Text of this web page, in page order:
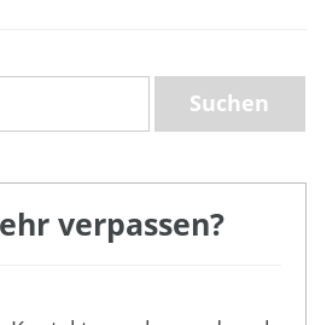
verpassen?